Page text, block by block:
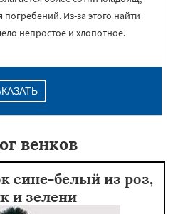
Из-за этого найти
непростое и хлопотное.
венков
сине-белый из роз,
и зелени